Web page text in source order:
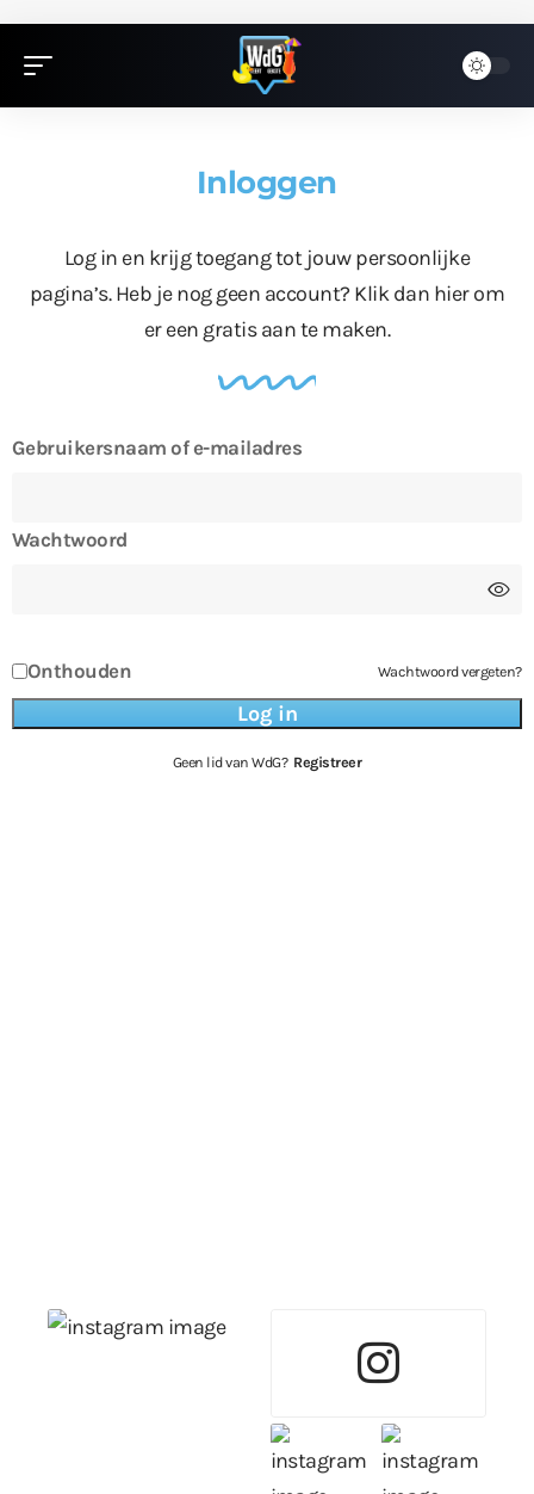
Inloggen
Log in en krijg toegang tot jouw persoonlijke
pagina’s. Heb je nog geen account? Klik dan hierom
er een gratis aan te maken.
Gebruikersnaam of e-mailadres
Wachtwoord
Onthouden Wachtwoord vergeten?
Geen lid van WdG? Registreer